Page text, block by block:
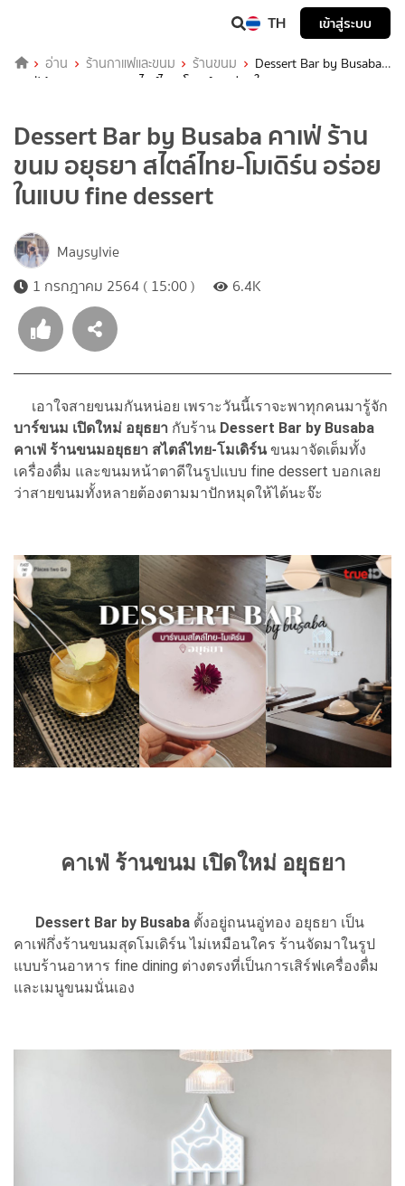
TH เข้าสู่ระบบ
อ่าน ร้านกาแฟและขนม ร้านขนม
Dessert Bar by Busaba
คาเฟ่ ร้านขนม อยุธยา สไตล์ไทย-โมเดิร์น อร่อยในแบบ fine dessert
Dessert Bar by Busaba คาเฟ่ ร้าน
ขนม อยุธยา สไตล์ไทย-โมเดิร์น อร่อย
ในแบบ fine dessert
Maysylvie
1 กรกฎาคม 2564 ( 15:00 )
6.4K
เอาใจสายขนมกันหน่อย เพราะวันนี้เราจะพาทุกคนมารู้จัก
บาร์ขนม เปิดใหม่ อยุธยา กับร้าน Dessert Bar by Busaba
คาเฟ่ ร้านขนมอยุธยา สไตล์ไทย-โมเดิร์นขนมาจัดเต็มทั้ง
เครื่องดื่ม และขนมหน้าตาดีในรูปแบบ fine dessert บอกเลย
ว่าสายขนมทั้งหลายต้องตามมาปักหมุดให้ได้นะจ๊ะ
คาเฟ่ ร้านขนม เปิดใหม่ อยุธยา
Dessert Bar by Busaba ตั้งอยู่ถนนอู่ทอง อยุธยา เป็น
คาเฟ่กึ่งร้านขนมสุดโมเดิร์น ไม่เหมือนใคร ร้านจัดมาในรูป
แบบร้านอาหาร fine dining ต่างตรงที่เป็นการเสิร์ฟเครื่องดื่ม
และเมนูขนมนั่นเอง